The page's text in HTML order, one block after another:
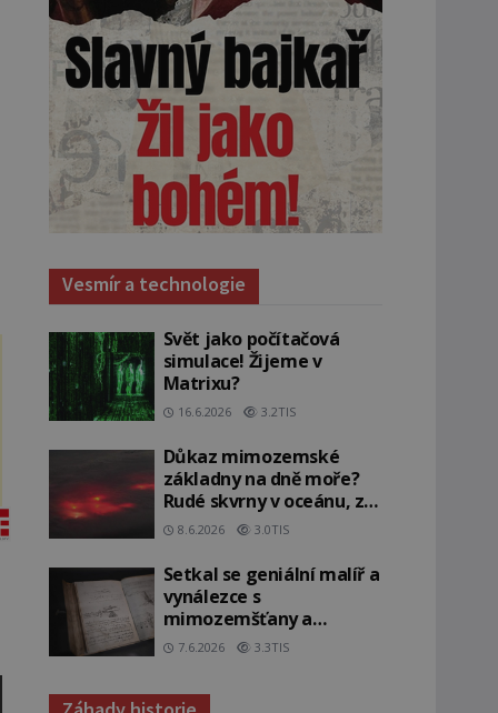
Vesmír a technologie
Svět jako počítačová
simulace! Žijeme v
Matrixu?
16.6.2026 3.2TIS
Důkaz mimozemské
základny na dně moře?
Rudé skvrny v oceánu, ze
kterých srší blesky!
8.6.2026 3.0TIS
Setkal se geniální malíř a
vynálezce s
mimozemšťany a
vstoupil do jiné dimenze?
7.6.2026 3.3TIS